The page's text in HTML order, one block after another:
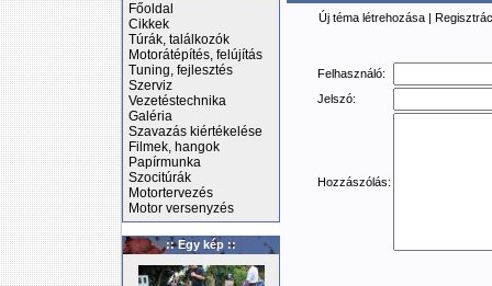
Főoldal
Cikkek
Túrák, találkozók
Motorátépítés, felújítás
Tuning, fejlesztés
Szerviz
Vezetéstechnika
Galéria
Szavazás kiértékelése
Filmek, hangok
Papírmunka
Szocitúrák
Motortervezés
Motor versenyzés
:: Egy kép ::
Új téma létrehozása |
Felhasználó:
Jelszó:
Hozzászólás: